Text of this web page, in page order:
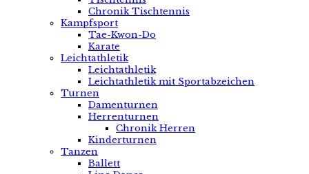
Chronik Tischtennis
Kampfsport
Tae-Kwon-Do
Karate
Leichtathletik
Leichtathletik
Leichtathletik mit Sportabzeichen
Turnen
Damenturnen
Herrenturnen
Chronik Herren
Kinderturnen
Tanzen
Ballett